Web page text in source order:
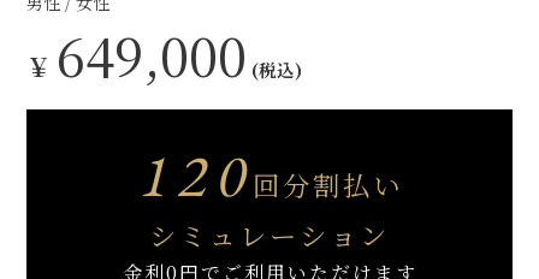
￥ 649,000 (税込)
120回分割払い
シミュレーション
金利0円でご利用いただけます